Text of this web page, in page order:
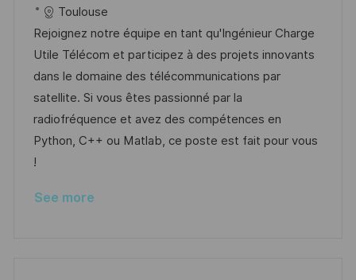
c
a
t
i
o
n
t
e
d
D
a
t
o
b
I
d
t
e
g
o
r
y
Toulouse
Rejoignez notre équipe en tant qu'Ingénieur Charge
Utile Télécom et participez à des projets innovants
dans le domaine des télécommunications par
satellite. Si vous êtes passionné par la
radiofréquence et avez des compétences en
Python, C++ ou Matlab, ce poste est fait pour vous
!
See more